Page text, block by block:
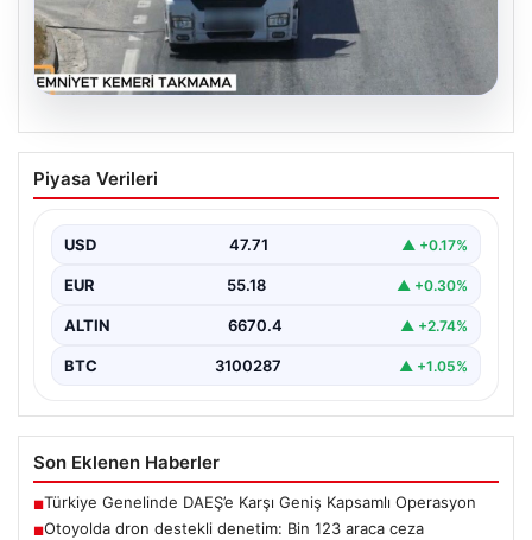
06.08.2026
Otoyolda dron destekli denetim: Bin
123 araca ceza
Piyasa Verileri
USD 47.71 ▲ +0.17%
EUR 55.18 ▲ +0.30%
ALTIN 6670.4 ▲ +2.74%
BTC 3100287 ▲ +1.05%
Son Eklenen Haberler
■Türkiye Genelinde DAEŞ’e Karşı Geniş Kapsamlı Operasyon
■Otoyolda dron destekli denetim: Bin 123 araca ceza